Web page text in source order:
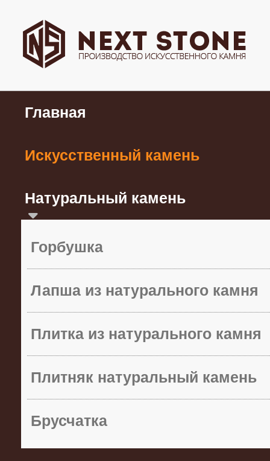
Главная
Искусственный камень
Натуральный камень
Горбушка
Лапша из натурального камня
Плитка из натурального камня
Плитняк натуральный камень
Брусчатка